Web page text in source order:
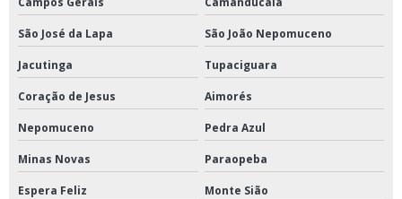
São José da Lapa São João Nepomuceno
Jacutinga Tupaciguara
Coração de Jesus Aimorés
Nepomuceno Pedra Azul
Minas Novas Paraopeba
Espera Feliz Monte Sião